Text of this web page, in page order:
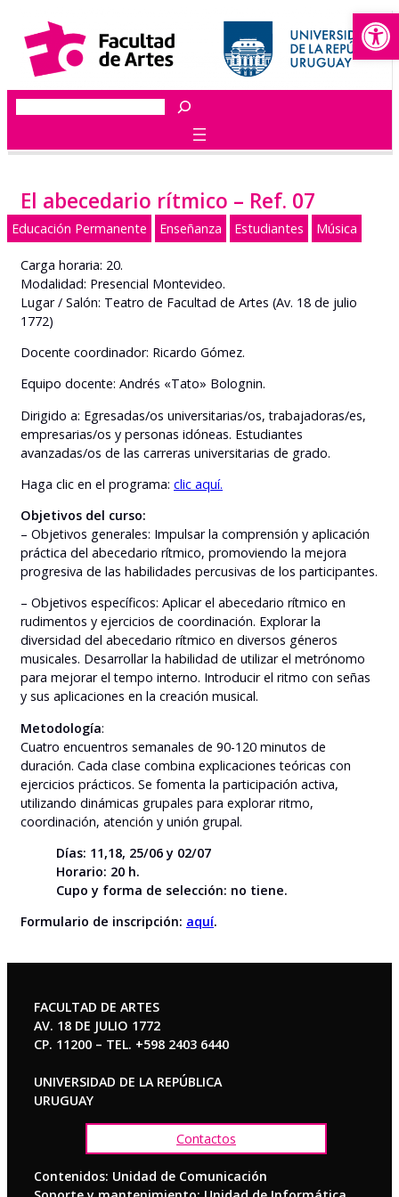
contenido
Buscar
El abecedario rítmico – Ref. 07
Educación Permanente Enseñanza Estudiantes Música
Carga horaria: 20.
Modalidad: Presencial Montevideo.
Lugar / Salón: Teatro de Facultad de Artes (Av. 18 de julio
1772)
Docente coordinador: Ricardo Gómez.
Equipo docente: Andrés «Tato» Bolognin.
Dirigido a: Egresadas/os universitarias/os, trabajadoras/es,
empresarias/os y personas idóneas. Estudiantes
avanzadas/os de las carreras universitarias de grado.
Haga clic en el programa: clic aquí.
Objetivos del curso:
– Objetivos generales: Impulsar la comprensión y aplicación
práctica del abecedario rítmico, promoviendo la mejora
progresiva de las habilidades percusivas de los participantes.
– Objetivos específicos: Aplicar el abecedario rítmico en
rudimentos y ejercicios de coordinación. Explorar la
diversidad del abecedario rítmico en diversos géneros
musicales. Desarrollar la habilidad de utilizar el metrónomo
para mejorar el tempo interno. Introducir el ritmo con señas
y sus aplicaciones en la creación musical.
Metodología:
Cuatro encuentros semanales de 90-120 minutos de
duración. Cada clase combina explicaciones teóricas con
ejercicios prácticos. Se fomenta la participación activa,
utilizando dinámicas grupales para explorar ritmo,
coordinación, atención y unión grupal.
Días: 11,18, 25/06 y 02/07
Horario: 20 h.
Cupo y forma de selección: no tiene.
Formulario de inscripción: aquí.
FACULTAD DE ARTES
AV. 18 DE JULIO 1772
CP. 11200 – TEL. +598 2403 6440
UNIVERSIDAD DE LA REPÚBLICA
URUGUAY
Contactos
Contenidos: Unidad de Comunicación